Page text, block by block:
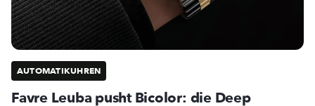
AUTOMATIKUHREN
Favre Leuba pusht Bicolor: die Deep